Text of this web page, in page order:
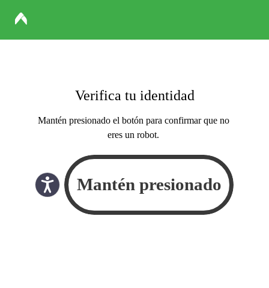
Verifica tu identidad
Mantén presionado el botón para confirmar que no
eres un robot.